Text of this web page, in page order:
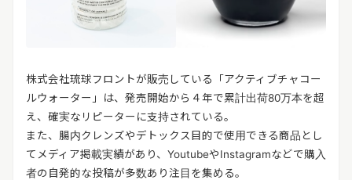
株式会社琉球フロントが販売している「アクティブチャコー
ルウォーター」は、発売開始から４年で累計出荷80万本を超
え、確実なリピーターに支持されている。
また、腸内クレンズやデトックス目的で使用できる商品とし
てメディア掲載実績があり、YoutubeやInstagramなどで購入
者の自発的な投稿が多数あり注目を集める。